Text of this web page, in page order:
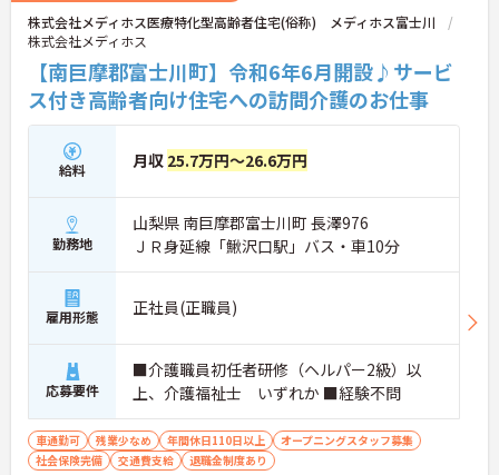
株式会社メディホス医療特化型高齢者住宅(俗称) メディホス富士川
株式会社メディホス
【南巨摩郡富士川町】令和6年6月開設♪サービ
ス付き高齢者向け住宅への訪問介護のお仕事
給料 月収 25.7万円～26.6万円
勤務地
山梨県 南巨摩郡富士川町 長澤976
ＪＲ身延線「鰍沢口駅」バス・車10分
雇用形態 正社員(正職員)
応募要件
■介護職員初任者研修（ヘルパー2級）以
上、介護福祉士 いずれか ■経験不問
車通勤可 残業少なめ 年間休日110日以上
オープニングスタッフ募集
社会保険完備
交通費支給 退職金制度あり